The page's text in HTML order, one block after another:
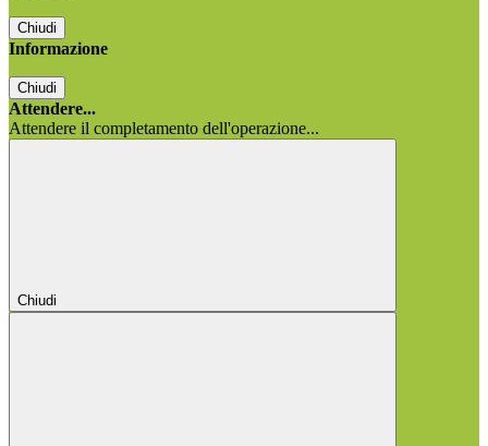
Chiudi
Informazione
Chiudi
Attendere...
Attendere il completamento dell'operazione...
Chiudi